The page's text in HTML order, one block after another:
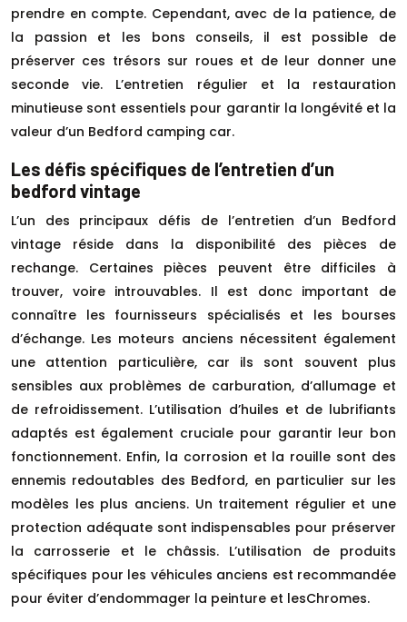
prendre en compte. Cependant, avec de la patience, de
la passion et les bons conseils, il est possible de
préserver ces trésors sur roues et de leur donner une
seconde vie. L’entretien régulier et la restauration
minutieuse sont essentiels pour garantir la longévité et la
valeur d’un Bedford camping car.
Les défis spécifiques de l’entretien d’un
bedford vintage
L’un des principaux défis de l’entretien d’un Bedford
vintage réside dans la disponibilité des pièces de
rechange. Certaines pièces peuvent être difficiles à
trouver, voire introuvables. Il est donc important de
connaître les fournisseurs spécialisés et les bourses
d’échange. Les moteurs anciens nécessitent également
une attention particulière, car ils sont souvent plus
sensibles aux problèmes de carburation, d’allumage et
de refroidissement. L’utilisation d’huiles et de lubrifiants
adaptés est également cruciale pour garantir leur bon
fonctionnement. Enfin, la corrosion et la rouille sont des
ennemis redoutables des Bedford, en particulier sur les
modèles les plus anciens. Un traitement régulier et une
protection adéquate sont indispensables pour préserver
la carrosserie et le châssis. L’utilisation de produits
spécifiques pour les véhicules anciens est recommandée
pour éviter d’endommager la peinture et lesChromes.